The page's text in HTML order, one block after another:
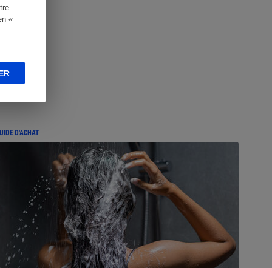
«
D'ACHAT